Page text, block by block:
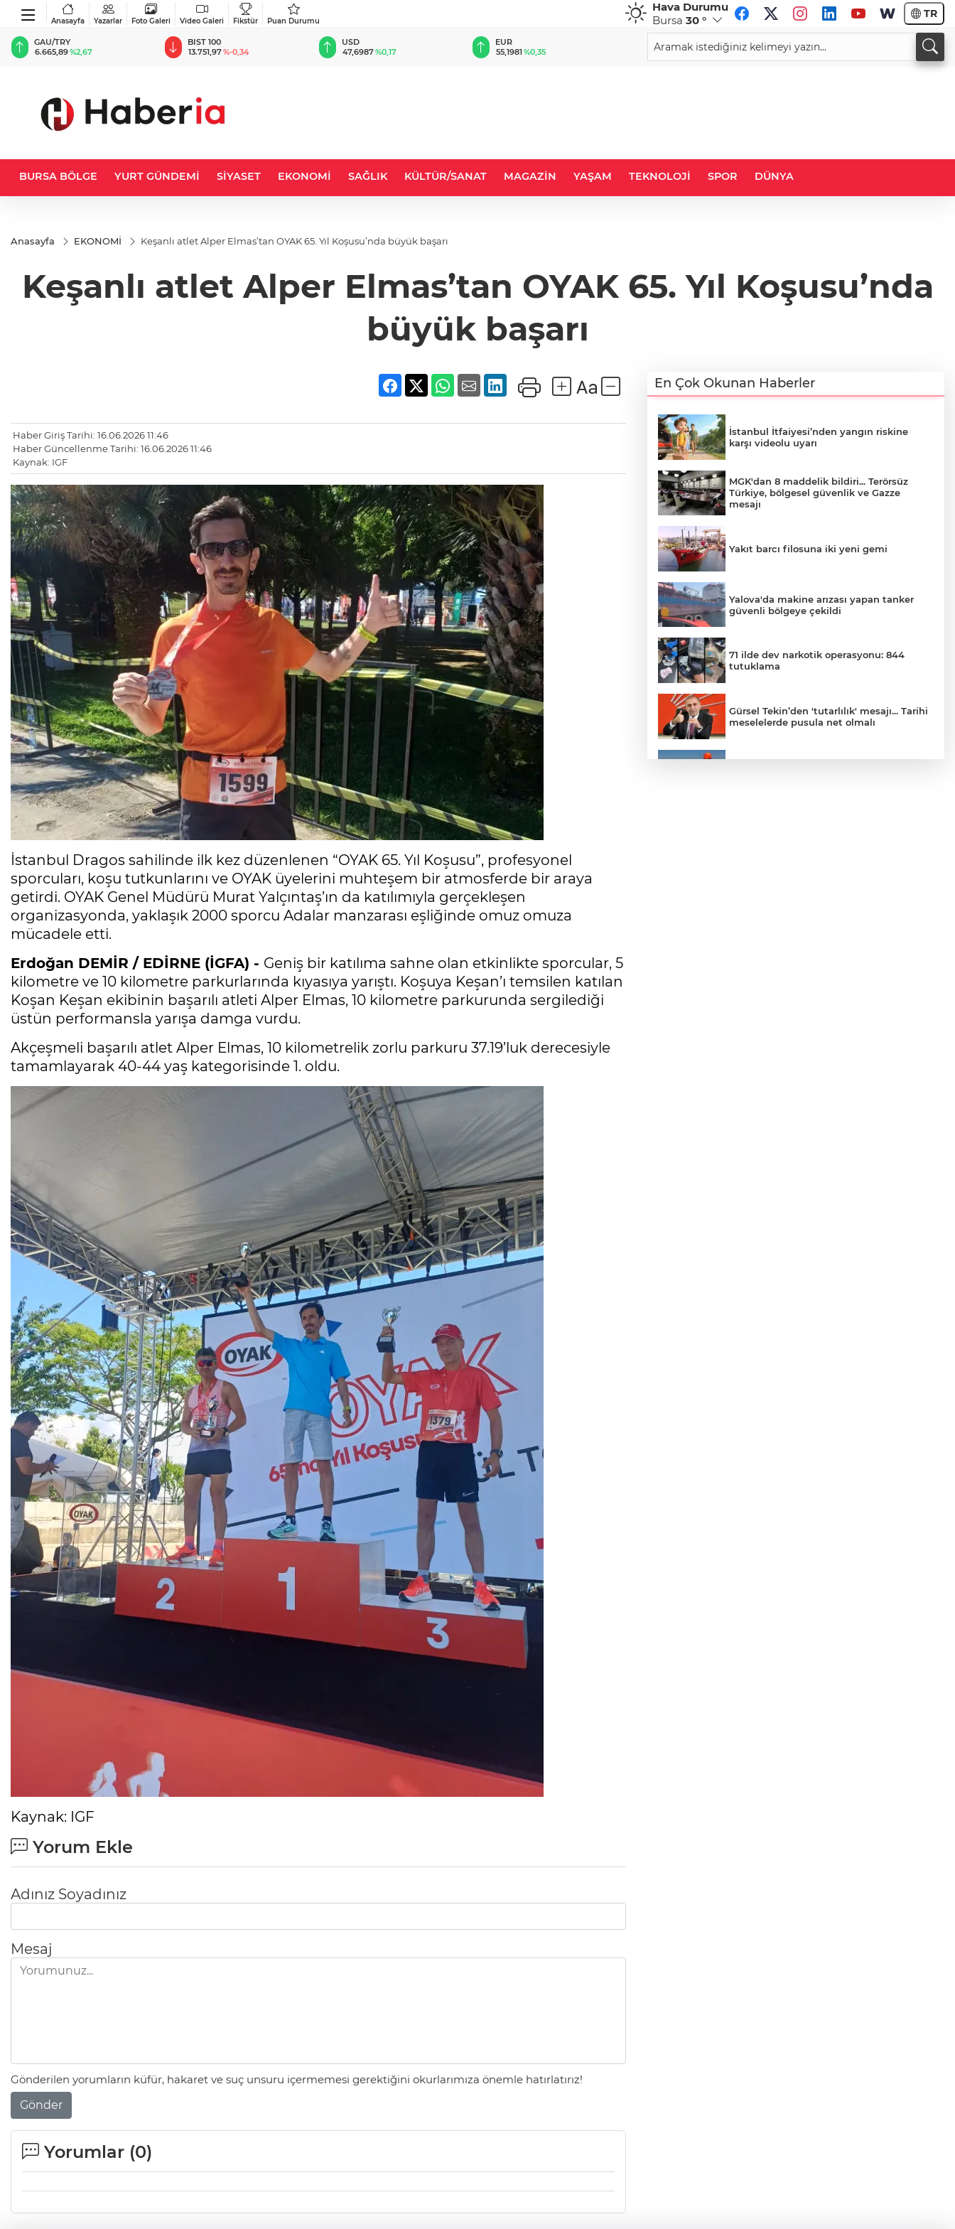
Anasayfa Yazarlar Foto Galeri Video Galeri Fikstür Puan Durumu
Hava Durumu
Bursa 30 ° TR
BIST 100
13.751,97 %-0,34
USD
47,6987%0,17
EUR
55,1981%0,35
GBP
64,4445%0,44
CHF
59,0646%0,85
34,2245
BURSA BÖLGE YURT GÜNDEMİ SİYASET EKONOMİ SAĞLIK KÜLTÜR/SANAT MAGAZİN YAŞAM TEKNOLOJİ SPOR DÜNYA
Anasayfa EKONOMİ Keşanlı atlet Alper Elmas’tan OYAK 65. Yıl Koşusu’nda büyük başarı
Keşanlı atlet Alper Elmas’tan OYAK 65. Yıl Koşusu’nda
büyük başarı
Haber Giriş Tarihi: 16.06.2026 11:46
Haber Güncellenme Tarihi: 16.06.2026 11:46
Kaynak: IGF
İstanbul Dragos sahilinde ilk kez düzenlenen “OYAK 65. Yıl Koşusu”, profesyonel
sporcuları, koşu tutkunlarını ve OYAK üyelerini muhteşem bir atmosferde bir araya
getirdi. OYAK Genel Müdürü Murat Yalçıntaş’ın da katılımıyla gerçekleşen
organizasyonda, yaklaşık 2000 sporcu Adalar manzarası eşliğinde omuz omuza
mücadele etti.
Erdoğan DEMİR / EDİRNE (İGFA) - Geniş bir katılıma sahne olan etkinlikte sporcular, 5
kilometre ve 10 kilometre parkurlarında kıyasıya yarıştı. Koşuya Keşan’ı temsilen katılan
Koşan Keşan ekibinin başarılı atleti Alper Elmas, 10 kilometre parkurunda sergilediği
üstün performansla yarışa damga vurdu.
Akçeşmeli başarılı atlet Alper Elmas, 10 kilometrelik zorlu parkuru 37.19’luk derecesiyle
tamamlayarak 40-44 yaş kategorisinde 1. oldu.
Kaynak: IGF
Yorum Ekle
Adınız Soyadınız
Mesaj
Gönderilen yorumların küfür, hakaret ve suç unsuru içermemesi gerektiğini okurlarımıza önemle hatırlatırız!
Gönder
Yorumlar (0)
En Çok Okunan Haberler
İstanbul İtfaiyesi’nden yangın riskine
karşı videolu uyarı
MGK'dan 8 maddelik bildiri... Terörsüz
Türkiye, bölgesel güvenlik ve Gazze
mesajı
Yakıt barcı filosuna iki yeni gemi
Yalova'da makine arızası yapan tanker
güvenli bölgeye çekildi
71 ilde dev narkotik operasyonu: 844
tutuklama
Gürsel Tekin’den 'tutarlılık' mesajı... Tarihi
meselelerde pusula net olmalı